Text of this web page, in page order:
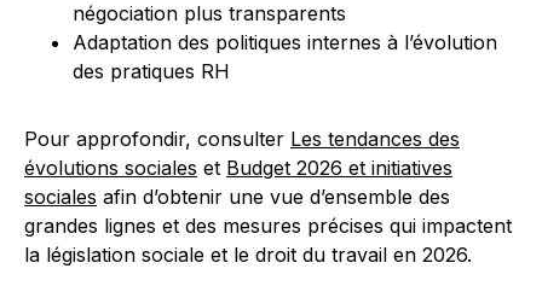
négociation plus transparents
Adaptation des politiques internes à l’évolution
des pratiques RH
Pour approfondir, consulter Les tendances des
évolutions sociales et Budget 2026 et initiatives
sociales afin d’obtenir une vue d’ensemble des
grandes lignes et des mesures précises qui impactent
la législation sociale et le droit du travail en 2026.